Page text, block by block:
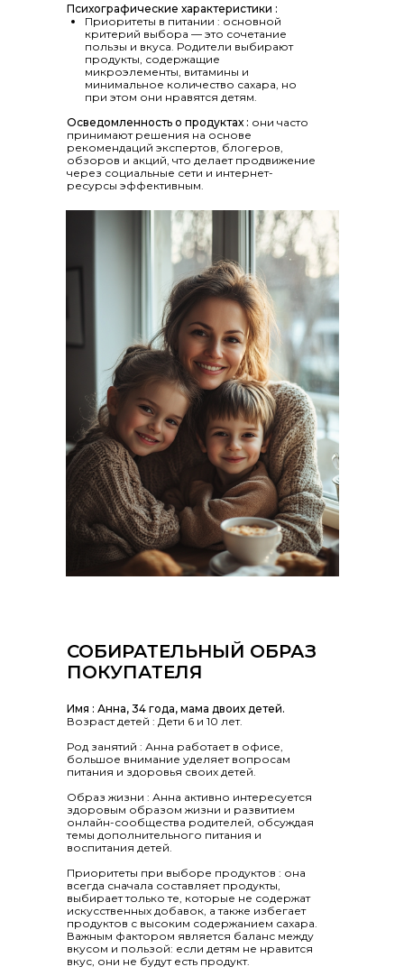
Психографические характеристики :
Приоритеты в питании : основной
критерий выбора — это сочетание
пользы и вкуса. Родители выбирают
продукты, содержащие
микроэлементы, витамины и
минимальное количество сахара, но
при этом они нравятся детям.
Осведомленность о продуктах : они часто
принимают решения на основе
рекомендаций экспертов, блогеров,
обзоров и акций, что делает продвижение
через социальные сети и интернет-
ресурсы эффективным.
Имя : Анна, 34 года, мама двоих детей.
Возраст детей : Дети 6 и 10 лет.
Род занятий : Анна работает в офисе,
большое внимание уделяет вопросам
питания и здоровья своих детей.
Образ жизни : Анна активно интересуется
здоровым образом жизни и развитием
онлайн-сообщества родителей, обсуждая
темы дополнительного питания и
воспитания детей.
Приоритеты при выборе продуктов : она
всегда сначала составляет продукты,
выбирает только те, которые не содержат
искусственных добавок, а также избегает
продуктов с высоким содержанием сахара.
Важным фактором является баланс между
вкусом и пользой: если детям не нравится
вкус, они не будут есть продукт.
СОБИРАТЕЛЬНЫЙ ОБРАЗ
ПОКУПАТЕЛЯ